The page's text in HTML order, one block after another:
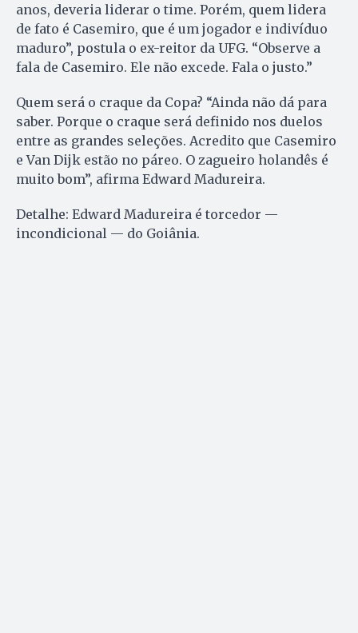
anos, deveria liderar o time. Porém, quem lidera
de fato é Casemiro, que é um jogador e indivíduo
maduro”, postula o ex-reitor da UFG. “Observe a
fala de Casemiro. Ele não excede. Fala o justo.”
Quem será o craque da Copa? “Ainda não dá para
saber. Porque o craque será definido nos duelos
entre as grandes seleções. Acredito que Casemiro
e Van Dijk estão no páreo. O zagueiro holandês é
muito bom”, afirma Edward Madureira.
Detalhe: Edward Madureira é torcedor —
incondicional — do Goiânia.